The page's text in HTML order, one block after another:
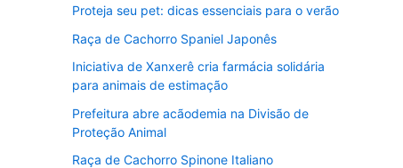
Proteja seu pet: dicas essenciais para o verão
Raça de Cachorro Spaniel Japonês
Iniciativa de Xanxerê cria farmácia solidária
para animais de estimação
Prefeitura abre acãodemia na Divisão de
Proteção Animal
Raça de Cachorro Spinone Italiano